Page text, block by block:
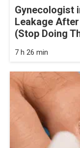
Gynecologist
Leakage
(Stop Doing
7 h 26 min